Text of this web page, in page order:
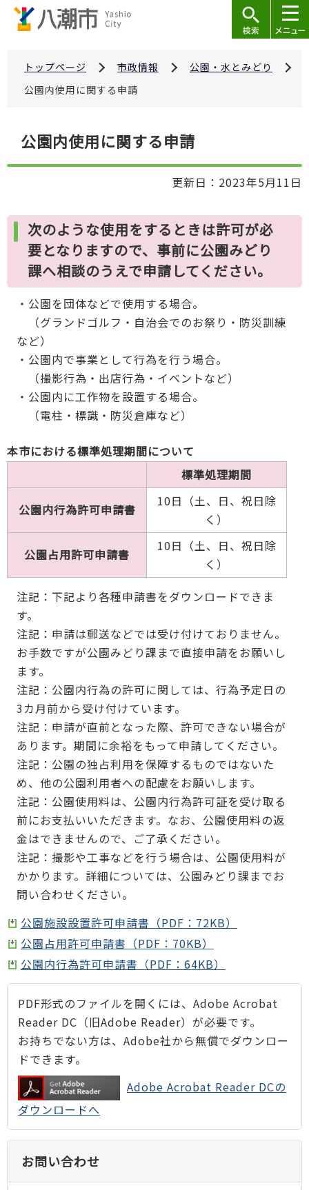
トップページ 市政情報
公園・水とみどり
公園内使用に関する申請
こ
ら
公園内使用に関する申請
更新日：2023年5月11日
次のような使用をするときは許可が必
要となりますので、事前に公園みどり
課へ相談のうえで申請してください。
・公園を団体などで使用する場合。
（グランドゴルフ・自治会でのお祭り・防災訓練
など）
・公園内で事業として行為を行う場合。
（撮影行為・出店行為・イベントなど）
・公園内に工作物を設置する場合。
（電柱・標識・防災倉庫など）
本市における標準処理期間について
標準処理期間
公園内行為許可申請書
10日（土、日、祝日除
く）
公園占用許可申請書
10日（土、日、祝日除
く）
注記：下記より各種申請書をダウンロードできま
す。
注記：申請は郵送などでは受け付けておりません。
お手数ですが公園みどり課まで直接申請をお願いし
ます。
注記：公園内行為の許可に関しては、行為予定日の
3カ月前から受け付けています。
注記：申請が直前となった際、許可できない場合が
あります。期間に余裕をもって申請してください。
注記：公園の独占利用を保障するものではないた
め、他の公園利用者への配慮をお願いします。
注記：公園使用料は、公園内行為許可証を受け取る
前にお支払いいただきます。なお、公園使用料の返
金はできませんので、ご了承ください。
注記：撮影や工事などを行う場合は、公園使用料が
かかります。詳細については、公園みどり課までお
問い合わせください。
公園施設設置許可申請書（PDF：72KB）
公園占用許可申請書（PDF：70KB）
公園内行為許可申請書（PDF：64KB）
PDF形式のファイルを開くには、Adobe Acrobat
Reader DC（旧Adobe Reader）が必要です。
お持ちでない方は、Adobe社から無償でダウンロー
ドできます。
Adobe Acrobat Reader DCの
ダウンロードへ
お問い合わせ